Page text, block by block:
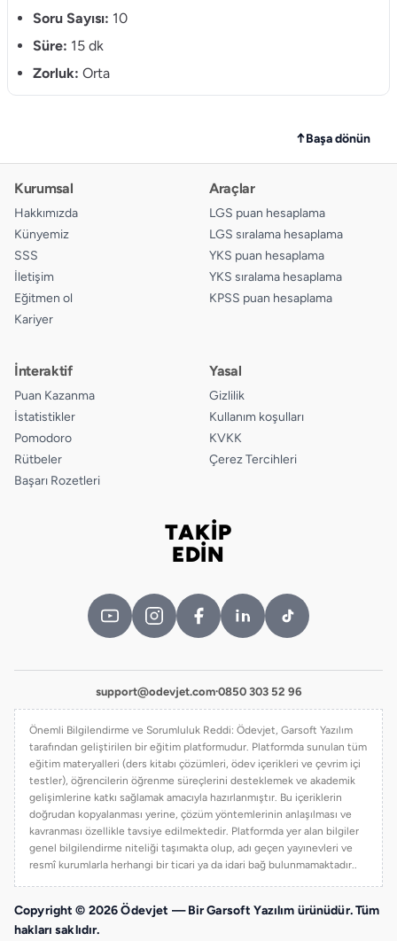
10. A
Soru Sayısı: 10
Süre: 15 dk
Zorluk: Orta
↑Başa dönün
Kurumsal
Hakkımızda
Künyemiz
SSS
İletişim
Eğitmen ol
Kariyer
Araçlar
LGS puan hesaplama
LGS sıralama hesaplama
YKS puan hesaplama
YKS sıralama hesaplama
KPSS puan hesaplama
İnteraktif
Puan Kazanma
İstatistikler
Pomodoro
Rütbeler
Başarı Rozetleri
Yasal
Gizlilik
Kullanım koşulları
KVKK
Çerez Tercihleri
TAKİP
EDİN
support@odevjet.com·0850 303 52 96
Önemli Bilgilendirme ve Sorumluluk Reddi: Ödevjet, Garsoft Yazılım
tarafından geliştirilen bir eğitim platformudur. Platformda sunulan tüm
eğitim materyalleri (ders kitabı çözümleri, ödev içerikleri ve çevrim içi
testler), öğrencilerin öğrenme süreçlerini desteklemek ve akademik
gelişimlerine katkı sağlamak amacıyla hazırlanmıştır. Bu içeriklerin
doğrudan kopyalanması yerine, çözüm yöntemlerinin anlaşılması ve
kavranması özellikle tavsiye edilmektedir. Platformda yer alan bilgiler
genel bilgilendirme niteliği taşımakta olup, adı geçen yayınevleri ve
resmî kurumlarla herhangi bir ticari ya da idari bağ bulunmamaktadır..
Copyright © 2026 Ödevjet — Bir Garsoft Yazılım ürünüdür. Tüm
hakları saklıdır.